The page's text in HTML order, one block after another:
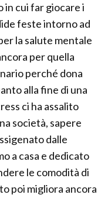
in cui far giocare i
feste intorno ad
la salute mentale
per quella
perché dona
alla fine di una
ci ha assalito
società, sapere
dalle
a casa e dedicato
le comodità di
poi migliora ancora